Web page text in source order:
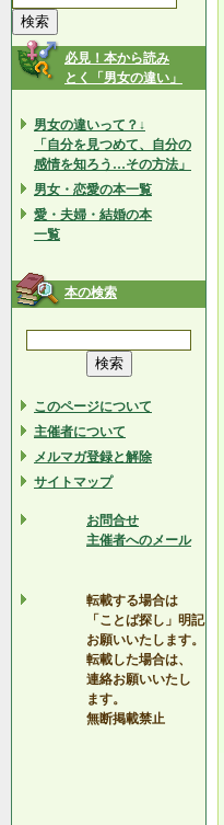
必見！本から読み
とく「男女の違い」
男女の違いって？↓
「自分を見つめて、自分の
感情を知ろう…その方法」
男女・恋愛の本一覧
愛・夫婦・結婚の本
一覧
本の検索
このページについて
主催者について
メルマガ登録と解除
サイトマップ
お問合せ
主催者へのメール
転載する場合は
「ことば探し」明記
お願いいたします。
転載した場合は、
連絡お願いいたし
ます。
無断掲載禁止